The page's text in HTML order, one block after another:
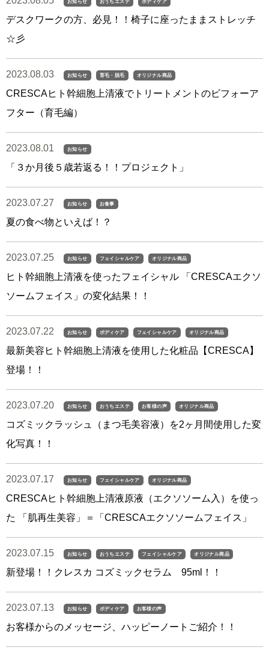
お知らせ おうちエステ ボディケア
デスクワークの方、必見！！椅子に座ったままストレッチ
☆彡
2023.08.03 お知らせ 育毛・脱毛 オリジナル商品
CRESCAヒト幹細胞上清液でトリートメントのビフォーア
フター（育毛編）
2023.08.01 お知らせ
「３か月後５歳若返る！！プロジェクト」
2023.07.27 お知らせ お食事
夏の食べ物といえば！？
2023.07.25 お知らせ フェイシャルケア オリジナル商品
ヒト幹細胞上清液を使ったフェイシャル 「CRESCAエクソ
ソームフェイス」の変化結果！！
2023.07.22 お知らせ ボディケア フェイシャルケア オリジナル商品
最新美容ヒト幹細胞上清液を使用した化粧品【CRESCA】
登場！！
2023.07.20 お知らせ おうちエステ お客様の声 オリジナル商品
コズミックラッシュ（まつ毛美容液）を2ヶ月間使用した変
化写真！！
2023.07.17 お知らせ フェイシャルケア オリジナル商品
CRESCAヒト幹細胞上清液原液（エクソソーム入）を使っ
た 「肌再生美容」＝「CRESCAエクソソームフェイス」
2023.07.15 お知らせ おうちエステ フェイシャルケア オリジナル商品
新登場！！クレスカ コズミックセラム 95ml！！
2023.07.13 お知らせ ボディケア お客様の声
お客様からのメッセージ、ハッピーノートご紹介！！